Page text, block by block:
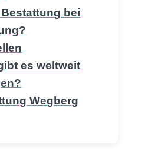
bei
es weltweit
Wegberg